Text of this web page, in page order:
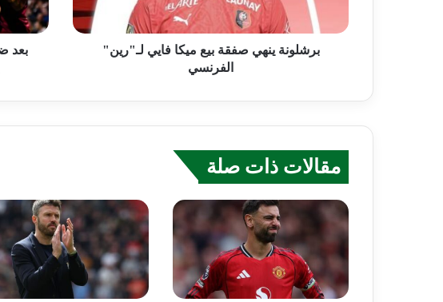
برشلونة ينهي صفقة بيع ميكا فايي لـ"رين"
الفرنسي
مقالات ذات صلة